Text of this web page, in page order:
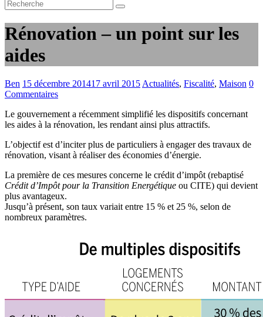
Rénovation – un point sur les
aides
Ben 15 décembre 201417 avril 2015 Actualités, Fiscalité, Maison 0
Commentaires
Le gouvernement a récemment simplifié les dispositifs concernant
les aides à la rénovation, les rendant ainsi plus attractifs.
L’objectif est d’inciter plus de particuliers à engager des travaux de
rénovation, visant à réaliser des économies d’énergie.
La première de ces mesures concerne le crédit d’impôt (rebaptisé
Crédit d’Impôt pour la Transition Energétique ou CITE) qui devient
plus avantageux.
Jusqu’à présent, son taux variait entre 15 % et 25 %, selon de
nombreux paramètres.